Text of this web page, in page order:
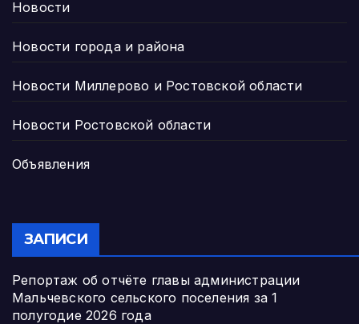
Новости
Новости города и района
Новости Миллерово и Ростовской области
Новости Ростовской области
Объявления
ЗАПИСИ
Репортаж об отчёте главы администрации
Мальчевского сельского поселения за 1
полугодие 2026 года